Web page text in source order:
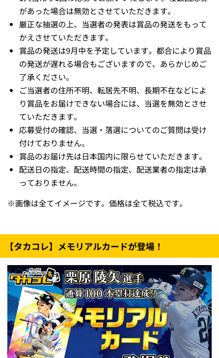
があった場合は無効とさせていただきます。
厳正な抽選の上、当選者の発表は賞品の発送をもって
かえさせていただきます。
賞品の発送は9月中を予定しています。都合により賞品
の発送が遅れる場合もございますので、あらかじめご
了承ください。
ご当選者の住所不明、転居先不明、長期不在などによ
り賞品をお届けできない場合には、当選を無効とさせ
ていただきます。
応募受付の確認、当選・落選についてのご質問は受け
付けておりません。
賞品のお届け先は日本国内に限らせていただきます。
配送日の指定、配送時間の指定、配送業者の指定は承
っておりません。
※画像は全てイメージです。価格は全て税込です。
【タカコレ】メモリアルカードが登場！